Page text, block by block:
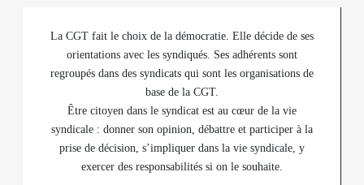
La CGT fait le choix de la démocratie. Elle décide de ses
orientations avec les syndiqués. Ses adhérents sont
regroupés dans des syndicats qui sont les organisations de
base de la CGT.
Être citoyen dans le syndicat est au cœur de la vie
syndicale : donner son opinion, débattre et participer à la
prise de décision, s’impliquer dans la vie syndicale, y
exercer des responsabilités si on le souhaite.